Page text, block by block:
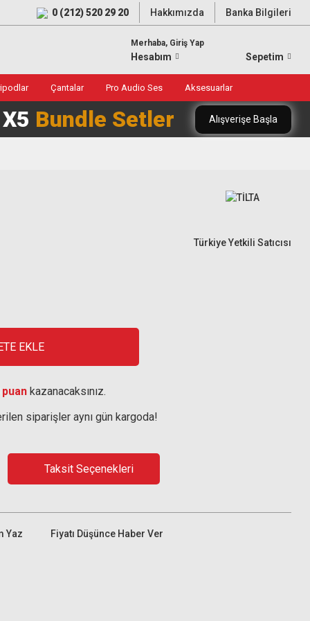
0 (212) 520 29 20 Hakkımızda Banka Bilgileri
Merhaba, Giriş Yap
Hesabım Sepetim
Çantalar Pro Audio Ses Aksesuarlar
Bundle Setler Alışverişe Başla
Türkiye Yetkili Satıcısı
EKLE
puan kazanacaksınız.
siparişler aynı gün kargoda!
Taksit Seçenekleri
Yaz Fiyatı Düşünce Haber Ver